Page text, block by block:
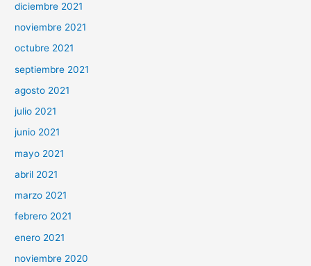
diciembre 2021
noviembre 2021
octubre 2021
septiembre 2021
agosto 2021
julio 2021
junio 2021
mayo 2021
abril 2021
marzo 2021
febrero 2021
enero 2021
noviembre 2020